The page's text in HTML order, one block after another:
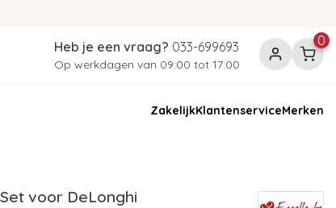
Heb je een vraag? 033-699693
Op werkdagen van 09:00 tot 17:00
0
ZakelijkKlantenserviceMerken
voor DeLonghi